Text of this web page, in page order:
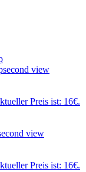
Preis ist: 16€.
Preis ist: 16€.